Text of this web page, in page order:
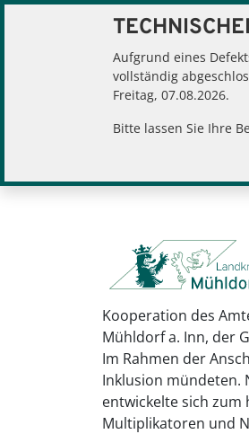
Aufgrund eines
vollständig
Freitag, 07.08.2026.
Bitte lassen Sie Ihre
Sie befinden sich hier:
Im Landkreis
Regionalkonferenz
sonst?unterstützt.
Kooperation des
Mühldorf a. Inn, der
Im Rahmen der
Inklusion mündeten.
entwickelte sich
Multiplikatoren und